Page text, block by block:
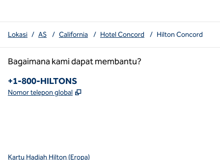
Lokasi / AS / California / Hotel Concord / Hilton Concord
Bagaimana kami dapat membantu?
Telepon:
+1-800-HILTONS
Nomor telepon global ,
Kartu Hadiah Hilton (Eropa)